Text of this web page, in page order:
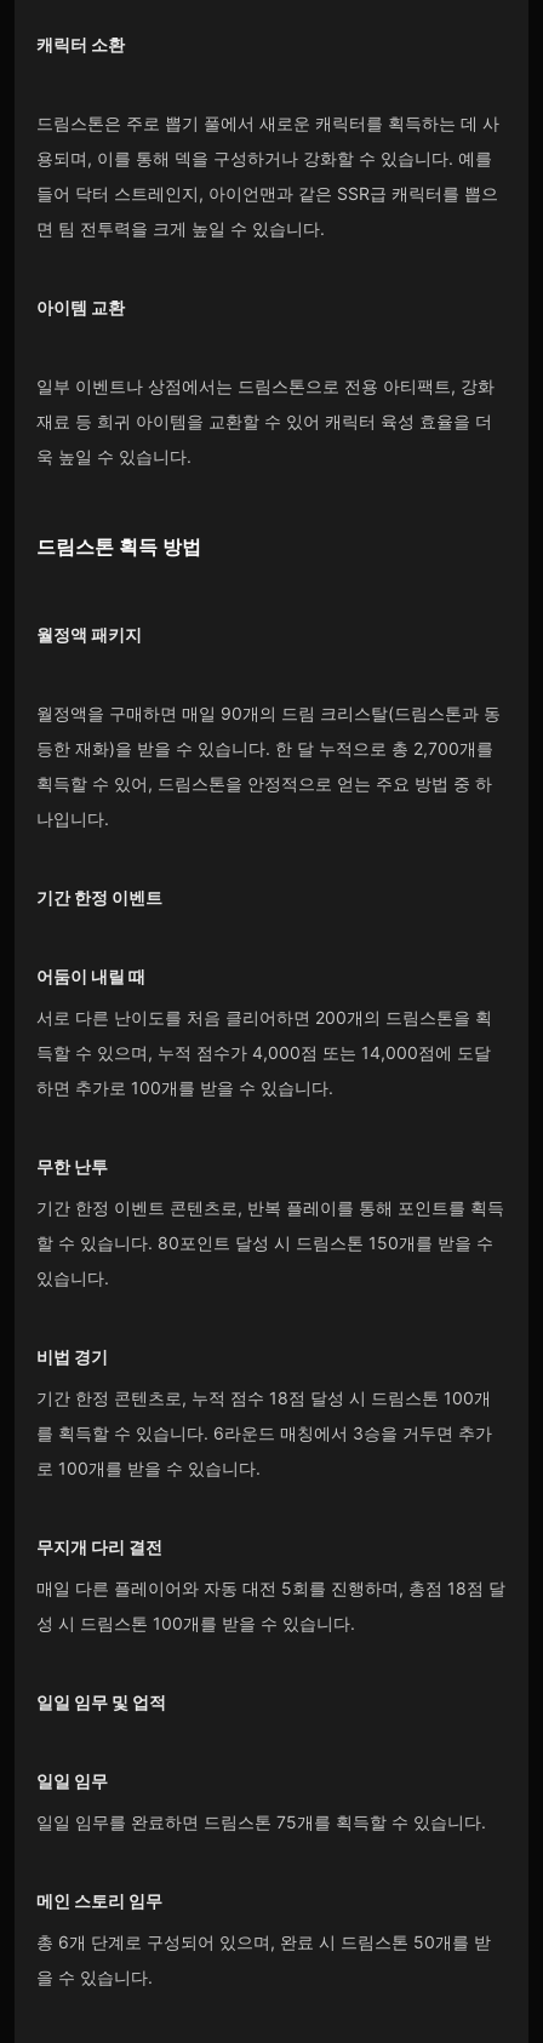
캐릭터 소환
드림스톤은 주로 뽑기 풀에서 새로운 캐릭터를 획득하는 데 사
용되며, 이를 통해 덱을 구성하거나 강화할 수 있습니다. 예를
들어 닥터 스트레인지, 아이언맨과 같은 SSR급 캐릭터를 뽑으
면 팀 전투력을 크게 높일 수 있습니다.
아이템 교환
일부 이벤트나 상점에서는 드림스톤으로 전용 아티팩트, 강화
재료 등 희귀 아이템을 교환할 수 있어 캐릭터 육성 효율을 더
욱 높일 수 있습니다.
드림스톤획득 방법
월정액 패키지
월정액을 구매하면 매일 90개의 드림 크리스탈(드림스톤과 동
등한 재화)을 받을 수 있습니다. 한 달 누적으로 총 2,700개를
획득할 수 있어, 드림스톤을 안정적으로 얻는 주요 방법 중 하
나입니다.
기간 한정 이벤트
어둠이 내릴 때
서로 다른 난이도를 처음 클리어하면 200개의 드림스톤을 획
득할 수 있으며, 누적 점수가 4,000점 또는 14,000점에 도달
하면 추가로 100개를 받을 수 있습니다.
무한 난투
기간 한정 이벤트 콘텐츠로, 반복 플레이를 통해 포인트를 획득
할 수 있습니다. 80포인트 달성 시 드림스톤 150개를 받을 수
있습니다.
비법 경기
기간 한정 콘텐츠로, 누적 점수 18점 달성 시 드림스톤 100개
를 획득할 수 있습니다. 6라운드 매칭에서 3승을 거두면 추가
로 100개를 받을 수 있습니다.
무지개 다리 결전
매일 다른 플레이어와 자동 대전 5회를 진행하며, 총점 18점 달
성 시 드림스톤 100개를 받을 수 있습니다.
일일 임무 및 업적
일일 임무
일일 임무를 완료하면 드림스톤 75개를 획득할 수 있습니다.
메인 스토리 임무
총 6개 단계로 구성되어 있으며, 완료 시 드림스톤 50개를 받
을 수 있습니다.